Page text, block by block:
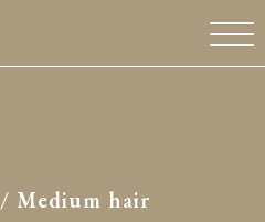
Medium hair